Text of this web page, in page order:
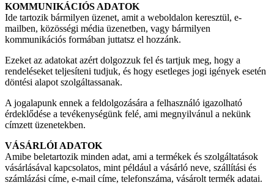
KOMMUNIKÁCIÓS ADATOK
Ide tartozik bármilyen üzenet, amit a weboldalon keresztül, e-
mailben, közösségi média üzenetben, vagy bármilyen
kommunikációs formában juttatsz el hozzánk.
Ezeket az adatokat azért dolgozzuk fel és tartjuk meg, hogy a
rendeléseket teljesíteni tudjuk, és hogy esetleges jogi igények esetén
döntési alapot szolgáltassanak.
A jogalapunk ennek a feldolgozására a felhasználó igazolható
érdeklődése a tevékenységünk felé, ami megnyilvánul a nekünk
címzett üzenetekben.
VÁSÁRLÓI ADATOK
Amibe beletartozik minden adat, ami a termékek és szolgáltatások
vásárlásával kapcsolatos, mint például a vásárló neve, szállítási és
számlázási címe, e-mail címe, telefonszáma, vásárolt termék adatai.